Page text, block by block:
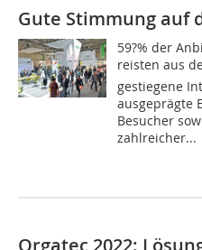
Gute Stimmung auf
59?% der
reisten aus
gestiegene
ausgeprägte
Besucher
zahlreicher...
Orgatec 2022: